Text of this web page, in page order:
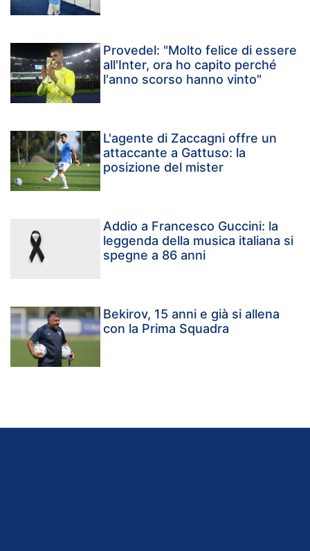
Provedel: "Molto felice di essere
all'Inter, ora ho capito perché
l'anno scorso hanno vinto"
L'agente di Zaccagni offre un
attaccante a Gattuso: la
posizione del mister
Addio a Francesco Guccini: la
leggenda della musica italiana si
spegne a 86 anni
Bekirov, 15 anni e già si allena
con la Prima Squadra